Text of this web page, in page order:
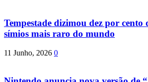
Tempestade dizimou dez por cento
símios mais raro do mundo
11 Junho, 2026 0